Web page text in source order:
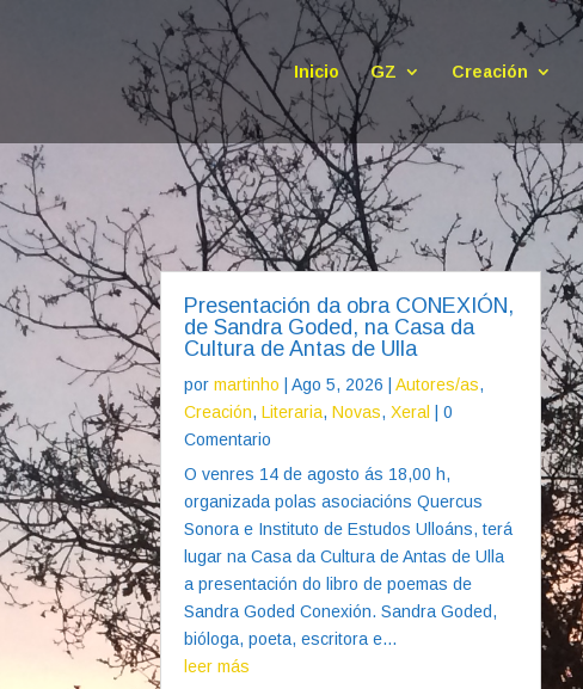
Inicio GZ Creación
Presentación da obra CONEXIÓN,
de Sandra Goded, na Casa da
Cultura de Antas de Ulla
pormartinho |Ago 5, 2026 |Autores/as,
Creación,Literaria,Novas,Xeral
| 0
Comentario
O venres 14 de agosto ás 18,00 h,
organizada polas asociacións Quercus
Sonora e Instituto de Estudos Ulloáns, terá
lugar na Casa da Cultura de Antas de Ulla
a presentación do libro de poemas de
Sandra Goded Conexión. Sandra Goded,
bióloga, poeta, escritora e...
leer más